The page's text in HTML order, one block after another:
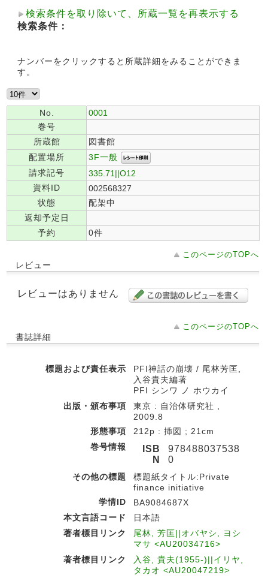
検索条件を取り除いて、所蔵一覧を再表示する
検索条件：
ナンバーをクリックすると所蔵詳細をみることができま
す。
No.
0001
巻号
所蔵館
図書館
配置場所
3F一般
請求記号
335.71||O12
資料ID
002568327
状態
配架中
返却予定日
予約
0件
このページのTOPへ
レビュー
レビューはありません
このページのTOPへ
書誌詳細
標題および責任表示
PFI神話の崩壊 / 尾林芳匡,
入谷貴夫編著
PFI シンワ ノ ホウカイ
出版・頒布事項
東京 : 自治体研究社 ,
2009.8
形態事項
212p : 挿図 ; 21cm
巻号情報
ISB
N
978488037538
0
その他の標題
標題紙タイトル:Private
finance initiative
学情ID
BA9084687X
本文言語コード
日本語
著者標目リンク
尾林, 芳匡||オバヤシ, ヨシ
マサ <AU20034716>
著者標目リンク
入谷, 貴夫(1955-)||イリヤ,
タカオ <AU20047219>